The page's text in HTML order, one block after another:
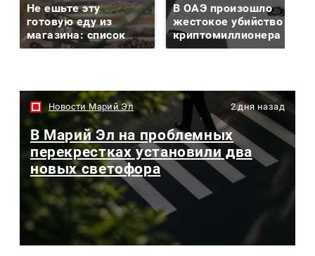
Не ешьте эту
готовую еду из
магазина: список
В ОАЭ произошло
жестокое убийство
криптомиллионера
Новости Марий Эл 2 дня назад
В Марий Эл на проблемных
перекрестках установили два
новых светофора